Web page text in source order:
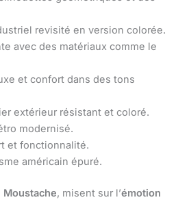
revisité en version colorée.
avec des matériaux comme le
et confort dans des tons
extérieur résistant et coloré.
modernisé.
et fonctionnalité.
américain épuré.
Moustache, misent sur l’émotion